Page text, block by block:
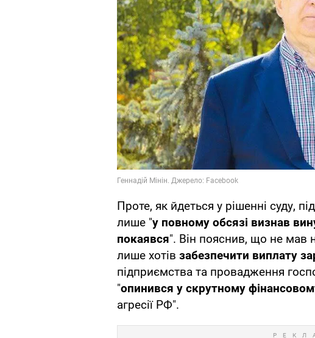
Проте, як йдеться у рішенні суду,
лише "у повному обсязі визнав
покаявся". Він пояснив, що не мав
лише хотів забезпечити виплату
підприємства та провадження
"опинився у скрутному
агресії РФ".